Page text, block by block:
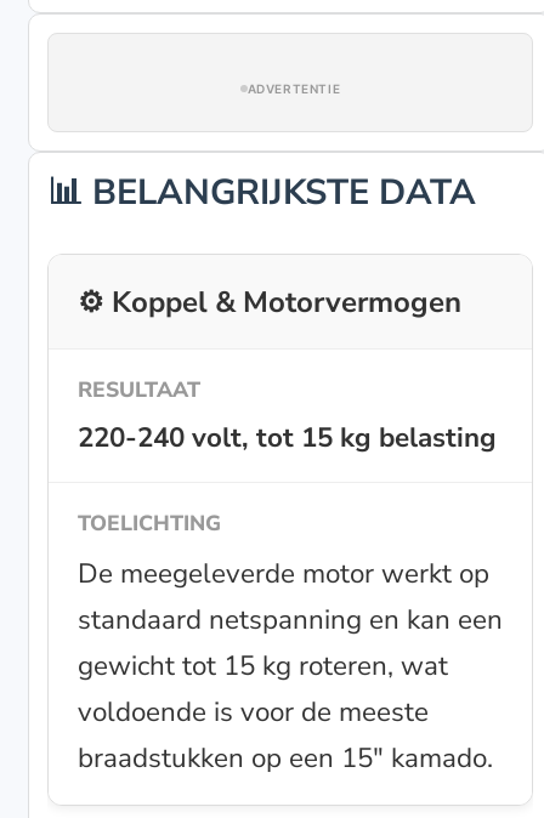
ADVERTENTIE
📊 BELANGRIJKSTE DATA
⚙️ Koppel & Motorvermogen
220-240 volt, tot 15 kg belasting
De meegeleverde motor werkt op
standaard netspanning en kan een
gewicht tot 15 kg roteren, wat
voldoende is voor de meeste
braadstukken op een 15" kamado.